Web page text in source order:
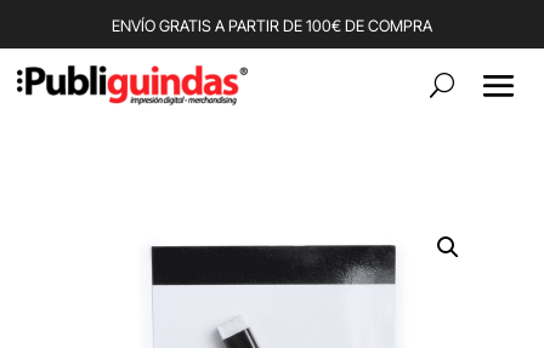
ENVÍO GRATIS A PARTIR DE 100€ DE COMPRA